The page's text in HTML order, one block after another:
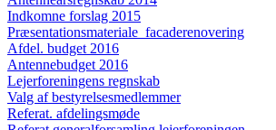
Indkomne forslag 2015
Præsentationsmateriale_facaderenovering
Afdel. budget 2016
Antennebudget 2016
Lejerforeningens regnskab
Valg af bestyrelsesmedlemmer
Referat. afdelingsmøde